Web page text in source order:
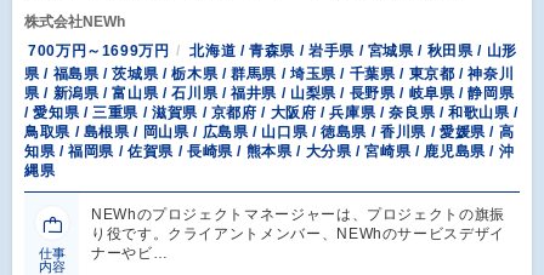
株式会社NEWh
700万円～1699万円
北海道 / 青森県 / 岩手県 / 宮城県 / 秋田県 / 山形
県 / 福島県 / 茨城県 / 栃木県 / 群馬県 / 埼玉県 / 千葉県 / 東京都 / 神奈川
県 / 新潟県 / 富山県 / 石川県 / 福井県 / 山梨県 / 長野県 / 岐阜県 / 静岡県
/ 愛知県 / 三重県 / 滋賀県 / 京都府 / 大阪府 / 兵庫県 / 奈良県 / 和歌山県 /
鳥取県 / 島根県 / 岡山県 / 広島県 / 山口県 / 徳島県 / 香川県 / 愛媛県 / 高
知県 / 福岡県 / 佐賀県 / 長崎県 / 熊本県 / 大分県 / 宮崎県 / 鹿児島県 / 沖
縄県
仕事
内容
NEWhのプロジェクトマネージャーは、プロジェクトの旗振
り役です。クライアントメンバー、NEWhのサービスデザイ
ナーやビ…